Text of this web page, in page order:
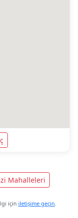
Mahalleleri
için iletişime geçin.